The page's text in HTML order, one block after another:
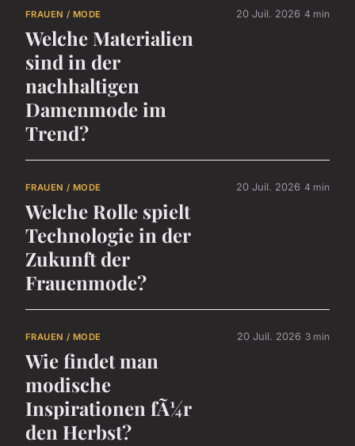
FRAUEN / MODE
Welche Materialien
sind in der
nachhaltigen
Damenmode im
Trend?
20 Juil. 2026 4 min
FRAUEN / MODE
Welche Rolle spielt
Technologie in der
Zukunft der
Frauenmode?
20 Juil. 2026 4 min
FRAUEN / MODE
Wie findet man
modische
Inspirationen fÃ¼r
den Herbst?
20 Juil. 2026 3 min